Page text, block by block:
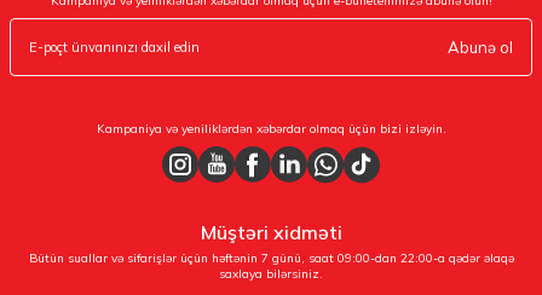
Abunə ol
Kampaniya və yeniliklərdən xəbərdar olmaq üçün bizi izləyin.
Müştəri xidməti
Bütün suallar və sifarişlər üçün həftənin 7 günü, saat 09:00-dan 22:00-a qədər əlaqə
saxlaya bilərsiniz.